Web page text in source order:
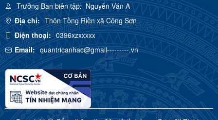
Trưởng Ban biên tập:Nguyễn Văn A
Địa chỉ: Thôn Tồng Riền xã Công Sơn
Điện thoại: 0396xzxxxxx
Email: quantricanhac@gmail---------.vn